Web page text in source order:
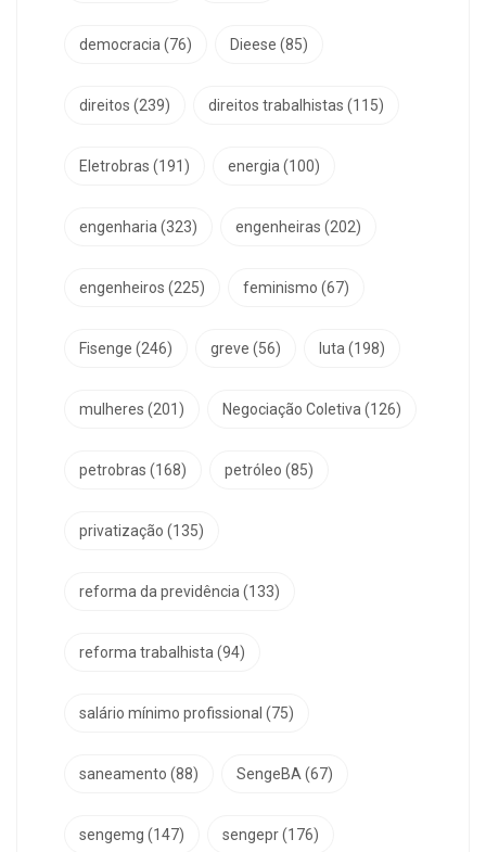
democracia(76) Dieese (85)
direitos (239) direitos trabalhistas (115)
Eletrobras (191) energia(100)
engenharia(323) engenheiras (202)
engenheiros (225) feminismo (67)
Fisenge (246) greve (56) luta(198)
mulheres (201) Negociação Coletiva(126)
petrobras (168) petróleo (85)
privatização (135)
reforma da previdência(133)
reforma trabalhista(94)
salário mínimo profissional (75)
saneamento (88) SengeBA(67)
sengemg (147) sengepr(176)